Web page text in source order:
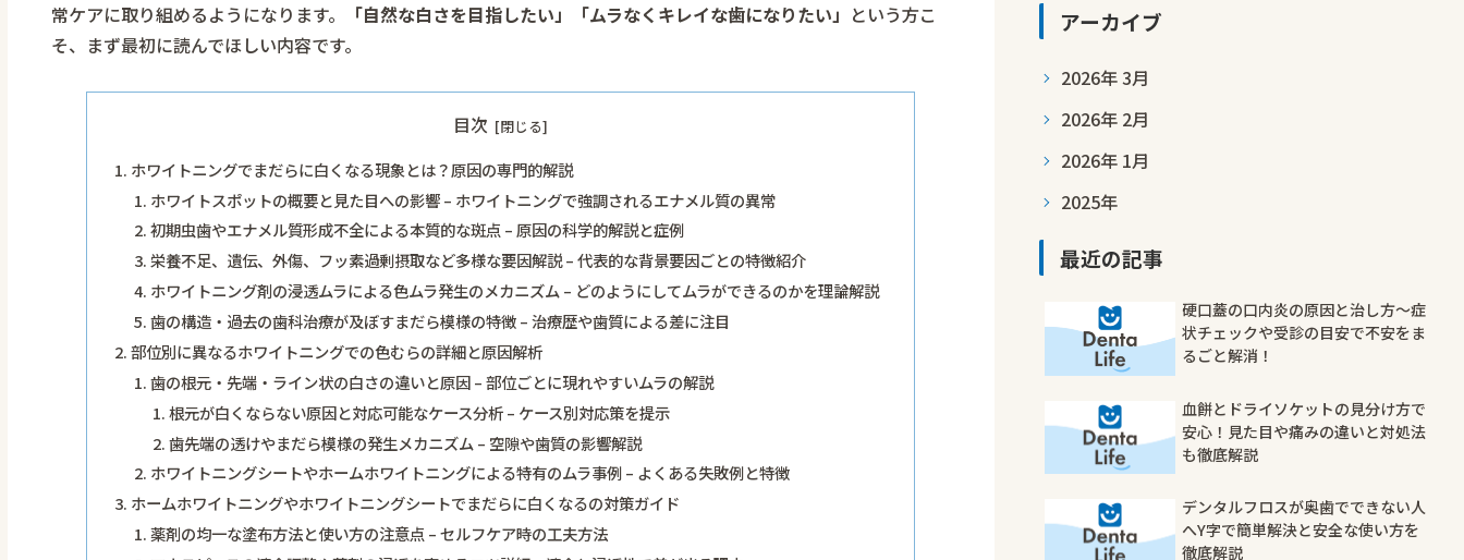
常ケアに取り組めるようになります。
「自然な白さを目指したい」「ムラなくキレイな歯になりたい」 という方こ
そ、まず最初に読んでほしい内容です。
目次
ホワイトニングでまだらに白くなる現象とは？原因の専門的解説
ホワイトスポットの概要と見た目への影響 – ホワイトニングで強調されるエナメル質の異常
初期虫歯やエナメル質形成不全による本質的な斑点 – 原因の科学的解説と症例
栄養不足、遺伝、外傷、フッ素過剰摂取など多様な要因解説 – 代表的な背景要因ごとの特徴紹介
ホワイトニング剤の浸透ムラによる色ムラ発生のメカニズム – どのようにしてムラができるのかを理論解説
歯の構造・過去の歯科治療が及ぼすまだら模様の特徴 – 治療歴や歯質による差に注目
部位別に異なるホワイトニングでの色むらの詳細と原因解析
歯の根元・先端・ライン状の白さの違いと原因 – 部位ごとに現れやすいムラの解説
根元が白くならない原因と対応可能なケース分析 – ケース別対応策を提示
歯先端の透けやまだら模様の発生メカニズム – 空隙や歯質の影響解説
ホワイトニングシートやホームホワイトニングによる特有のムラ事例 – よくある失敗例と特徴
ホームホワイトニングやホワイトニングシートでまだらに白くなるの対策ガイド
薬剤の均一な塗布方法と使い方の注意点 – セルフケア時の工夫方法
アーカイブ
2026年 3月
2026年 2月
2026年 1月
2025年
最近の記事
硬口蓋の口内炎の原因と治し方〜症
状チェックや受診の目安で不安をま
るごと解消！
血餅とドライソケットの見分け方で
安心！見た目や痛みの違いと対処法
も徹底解説
デンタルフロスが奥歯でできない人
へY字で簡単解決と安全な使い方を
徹底解説